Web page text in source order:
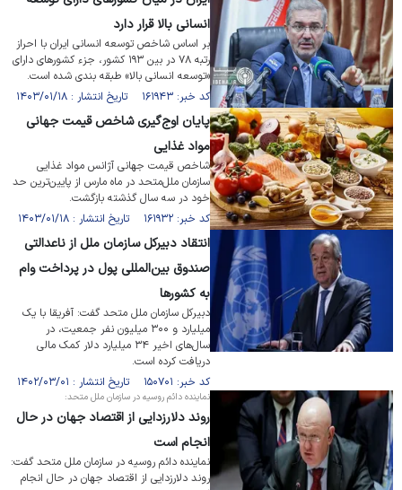
انسانی بالا قرار دارد
‏بر اساس شاخص توسعه انسانی ایران با احراز
رتبه ۷۸ در بین ۱۹۳ کشور، جزء کشور‌های دارای
«توسعه انسانی بالا» طبقه بندی شده است.
کد خبر: ۱۶۱۹۴۳ تاریخ انتشار : ۱۴۰۳/۰۱/۱۸
پایان اوج‌گیری شاخص قیمت جهانی
مواد غذایی
شاخص قیمت جهانی آژانس مواد غذایی
سازمان ملل‌متحد در ماه مارس از پایین‌ترین حد
خود در سه سال گذشته بازگشت.
کد خبر: ۱۶۱۹۳۲ تاریخ انتشار : ۱۴۰۳/۰۱/۱۸
انتقاد دبیرکل سازمان ملل از ناعدالتی
صندوق بین‌المللی پول در پرداخت وام
به کشورها
دبیرکل سازمان ملل متحد گفت: آفریقا با یک
میلیارد و ۳۰۰ میلیون نفر جمعیت، در
سال‌های اخیر ۳۴ میلیارد دلار کمک مالی
دریافت کرده است.
کد خبر: ۱۵۰۷۰۱ تاریخ انتشار : ۱۴۰۲/۰۳/۰۱
نماینده دائم روسیه در سازمان ملل متحد:
روند دلارزدایی از اقتصاد جهان در حال
انجام است
نماینده دائم روسیه در سازمان ملل متحد گفت:
روند دلارزدایی از اقتصاد جهان در حال انجام